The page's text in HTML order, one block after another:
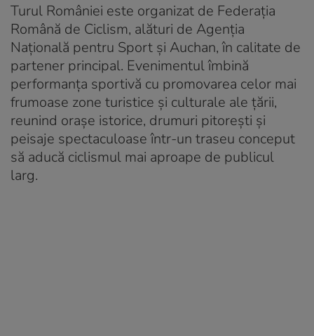
Turul României este organizat de Federația
Română de Ciclism, alături de Agenția
Națională pentru Sport și Auchan, în calitate de
partener principal. Evenimentul îmbină
performanța sportivă cu promovarea celor mai
frumoase zone turistice și culturale ale țării,
reunind orașe istorice, drumuri pitorești și
peisaje spectaculoase într-un traseu conceput
să aducă ciclismul mai aproape de publicul
larg.